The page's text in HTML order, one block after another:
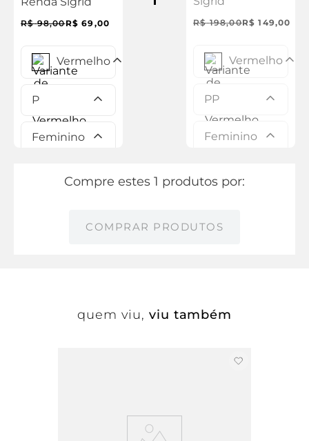
R$ 98,00R$ 69,00
Vermelho
P
Feminino
R$ 198,00R$ 149,00
Vermelho
PP
Feminino
Compre estes 1 produtos por:
COMPRAR PRODUTOS
quem viu, viu também